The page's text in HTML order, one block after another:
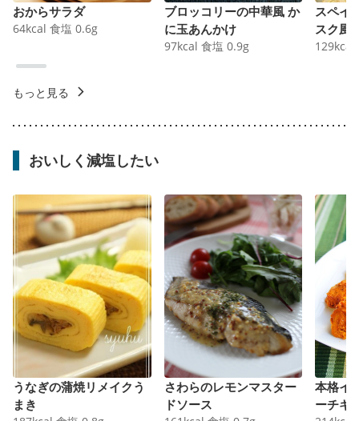
おからサラダ
64kcal 食塩 0.6g
ブロッコリーの中華風 か
に玉あんかけ
97kcal 食塩 0.9g
スペイ
スク風
129kcal
もっと見る
おいしく減塩したい
うなぎの蒲焼リメイクう
まき
さわらのレモンマスター
ドソース
本格イ
ーチキ